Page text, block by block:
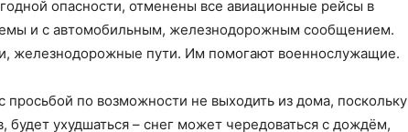
опасности, отменены все авиационные рейсы в
и с автомобильным, железнодорожным сообщением.
железнодорожные пути. Им помогают военнослужащие.
просьбой по возможности не выходить из дома, поскольку
будет ухудшаться – снег может чередоваться с дождём,